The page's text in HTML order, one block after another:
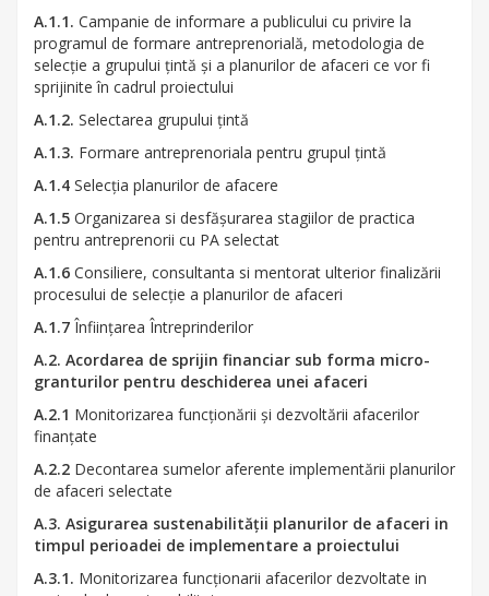
A.1.1. Campanie de informare a publicului cu privire la
programul de formare antreprenorială, metodologia de
selecție a grupului țintă și a planurilor de afaceri ce vor fi
sprijinite în cadrul proiectului
A.1.2. Selectarea grupului țintă
A.1.3. Formare antreprenoriala pentru grupul țintă
A.1.4 Selecția planurilor de afacere
A.1.5 Organizarea si desfășurarea stagiilor de practica
pentru antreprenorii cu PA selectat
A.1.6 Consiliere, consultanta si mentorat ulterior finalizării
procesului de selecție a planurilor de afaceri
A.1.7 Înființarea Întreprinderilor
A.2. Acordarea de sprijin financiar sub forma micro-
granturilor pentru deschiderea unei afaceri
A.2.1 Monitorizarea funcționării și dezvoltării afacerilor
finanțate
A.2.2 Decontarea sumelor aferente implementării planurilor
de afaceri selectate
A.3. Asigurarea sustenabilității planurilor de afaceri in
timpul perioadei de implementare a proiectului
A.3.1. Monitorizarea funcționarii afacerilor dezvoltate in